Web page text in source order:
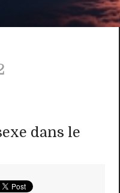
dans le